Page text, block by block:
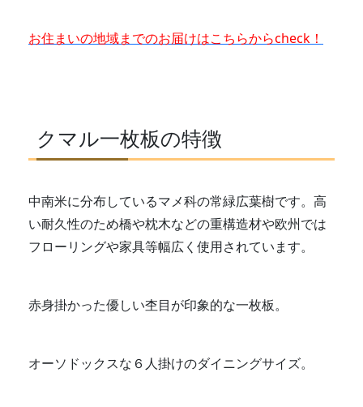
お住まいの地域までのお届けはこちらからcheck！
クマル一枚板の特徴
中南米に分布しているマメ科の常緑広葉樹です。高
い耐久性のため橋や枕木などの重構造材や欧州では
フローリングや家具等幅広く使用されています。
赤身掛かった優しい杢目が印象的な一枚板。
オーソドックスな６人掛けのダイニングサイズ。